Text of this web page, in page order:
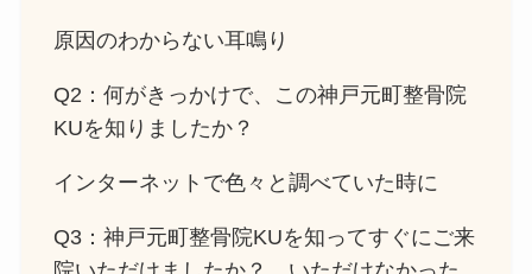
原因のわからない耳鳴り
Q2：何がきっかけで、この神戸元町整骨院
KUを知りましたか？
インターネットで色々と調べていた時に
Q3：神戸元町整骨院KUを知ってすぐにご来